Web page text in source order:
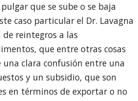
que se sube o se baja
caso particular el Dr. Lavagna
reintegros a las
que entre otras cosas
clara confusión entre una
y un subsidio, que son
en términos de exportar o no